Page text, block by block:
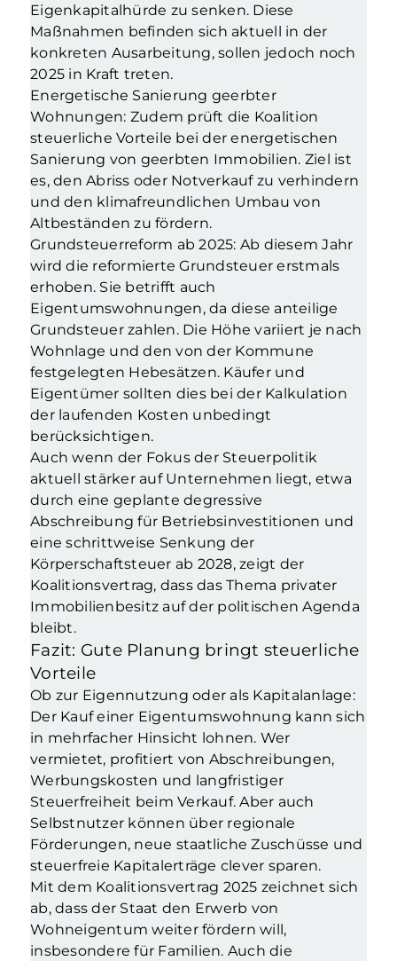
Eigenkapitalhürde zu senken. Diese
Maßnahmen befinden sich aktuell in der
konkreten Ausarbeitung, sollen jedoch noch
2025 in Kraft treten.
Energetische Sanierung geerbter
Wohnungen: Zudem prüft die Koalition
steuerliche Vorteile bei der energetischen
Sanierung von geerbten Immobilien. Ziel ist
es, den Abriss oder Notverkauf zu verhindern
und den klimafreundlichen Umbau von
Altbeständen zu fördern.
Grundsteuerreform ab 2025: Ab diesem Jahr
wird die reformierte Grundsteuer erstmals
erhoben. Sie betrifft auch
Eigentumswohnungen, da diese anteilige
Grundsteuer zahlen. Die Höhe variiert je nach
Wohnlage und den von der Kommune
festgelegten Hebesätzen. Käufer und
Eigentümer sollten dies bei der Kalkulation
der laufenden Kosten unbedingt
berücksichtigen.
Auch wenn der Fokus der Steuerpolitik
aktuell stärker auf Unternehmen liegt, etwa
durch eine geplante degressive
Abschreibung für Betriebsinvestitionen und
eine schrittweise Senkung der
Körperschaftsteuer ab 2028, zeigt der
Koalitionsvertrag, dass das Thema privater
Immobilienbesitz auf der politischen Agenda
bleibt.
Fazit: Gute Planung bringt steuerliche
Vorteile
Ob zur Eigennutzung oder als Kapitalanlage:
Der Kauf einer Eigentumswohnung kann sich
in mehrfacher Hinsicht lohnen. Wer
vermietet, profitiert von Abschreibungen,
Werbungskosten und langfristiger
Steuerfreiheit beim Verkauf. Aber auch
Selbstnutzer können über regionale
Förderungen, neue staatliche Zuschüsse und
steuerfreie Kapitalerträge clever sparen.
Mit dem Koalitionsvertrag 2025 zeichnet sich
ab, dass der Staat den Erwerb von
Wohneigentum weiter fördern will,
insbesondere für Familien. Auch die